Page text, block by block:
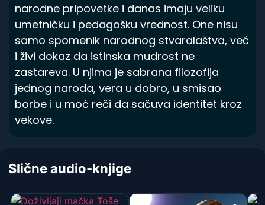
narodne pripovetke i danas imaju veliku
umetničku i pedagošku vrednost. One nisu
samo spomenik narodnog stvaralaštva, već
i živi dokaz da istinska mudrost ne
zastareva. U njima je sabrana filozofija
jednog naroda, vera u dobro, u smisao
borbe i u moć reči da sačuva identitet kroz
vekove.
Slične audio-knjige